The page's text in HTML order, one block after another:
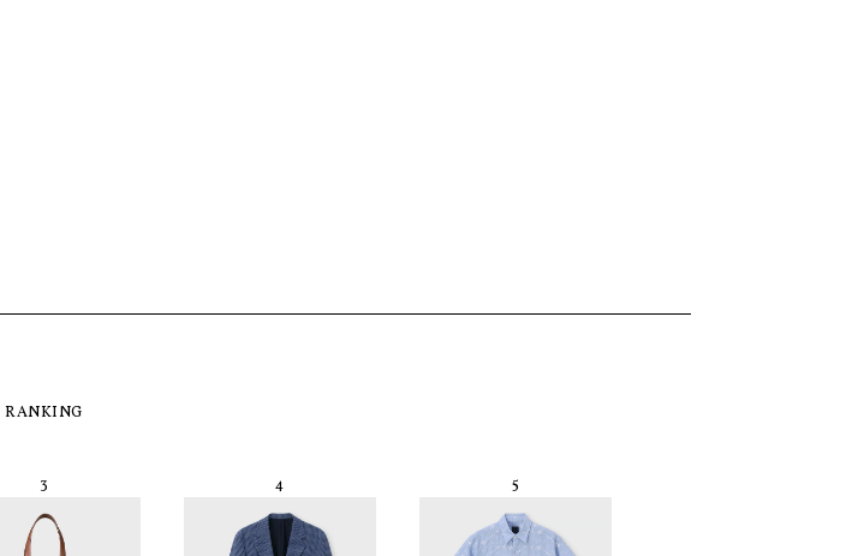
RANKING